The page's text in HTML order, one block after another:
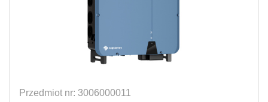
Przedmiot nr: 3006000011